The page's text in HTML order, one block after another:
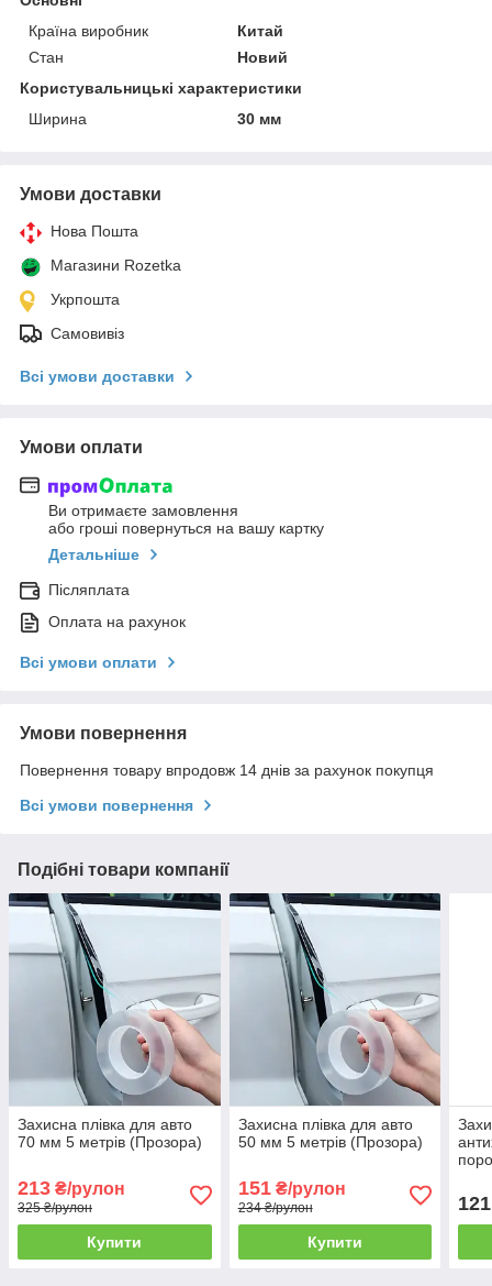
Країна виробник
Китай
Стан
Новий
Користувальницькі характеристики
Ширина
30 мм
Умови доставки
Нова Пошта
Магазини Rozetka
Укрпошта
Самовивіз
Всі умови доставки
Умови оплати
Ви отримаєте замовлення
або гроші повернуться на вашу картку
Детальніше
Післяплата
Оплата на рахунок
Всі умови оплати
Умови повернення
Повернення товару впродовж 14 днів за рахунок покупця
Всі умови повернення
Подібні товари компанії
Захисна плівка для авто
70 мм 5 метрів (Прозора)
213 ₴/рулон
325 ₴/рулон
Купити
Захисна плівка для авто
50 мм 5 метрів (Прозора)
151₴/рулон
234 ₴/рулон
Купити
121